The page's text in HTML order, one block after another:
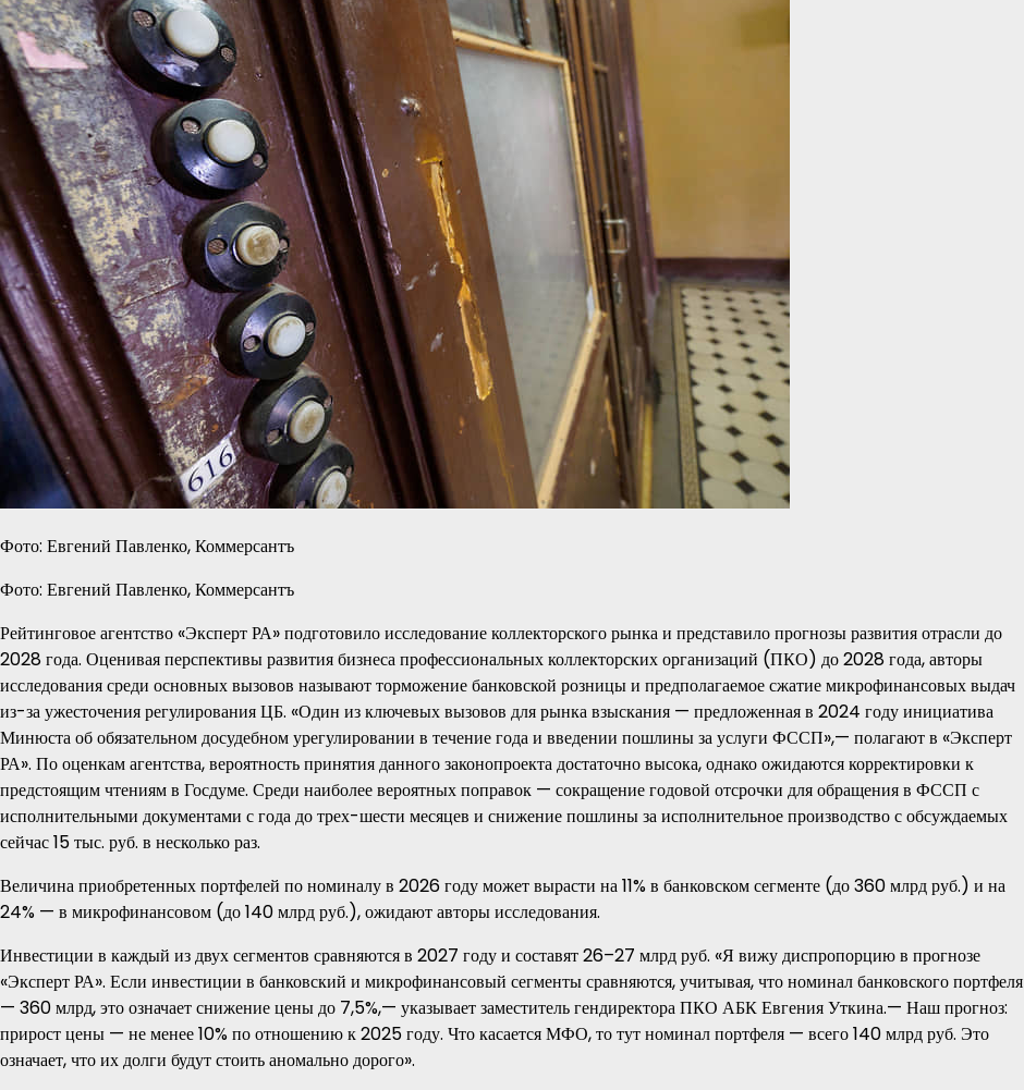
Фото: Евгений Павленко, Коммерсантъ
Фото: Евгений Павленко, Коммерсантъ
Рейтинговое агентство «Эксперт РА» подготовило исследование коллекторского рынка и представило прогнозы развития отрасли до
2028 года. Оценивая перспективы развития бизнеса профессиональных коллекторских организаций (ПКО) до 2028 года, авторы
исследования среди основных вызовов называют торможение банковской розницы и предполагаемое сжатие микрофинансовых выдач
из-за ужесточения регулирования ЦБ. «Один из ключевых вызовов для рынка взыскания — предложенная в 2024 году инициатива
Минюста об обязательном досудебном урегулировании в течение года и введении пошлины за услуги ФССП»,— полагают в «Эксперт
РА». По оценкам агентства, вероятность принятия данного законопроекта достаточно высока, однако ожидаются корректировки к
предстоящим чтениям в Госдуме. Среди наиболее вероятных поправок — сокращение годовой отсрочки для обращения в ФССП с
исполнительными документами с года до трех-шести месяцев и снижение пошлины за исполнительное производство с обсуждаемых
сейчас 15 тыс. руб. в несколько раз.
Величина приобретенных портфелей по номиналу в 2026 году может вырасти на 11% в банковском сегменте (до 360 млрд руб.) и на
24% — в микрофинансовом (до 140 млрд руб.), ожидают авторы исследования.
Инвестиции в каждый из двух сегментов сравняются в 2027 году и составят 26–27 млрд руб. «Я вижу диспропорцию в прогнозе
«Эксперт РА». Если инвестиции в банковский и микрофинансовый сегменты сравняются, учитывая, что номинал банковского портфеля
— 360 млрд, это означает снижение цены до 7,5%,— указывает заместитель гендиректора ПКО АБК Евгения Уткина.— Наш прогноз:
прирост цены — не менее 10% по отношению к 2025 году. Что касается МФО, то тут номинал портфеля — всего 140 млрд руб. Это
означает, что их долги будут стоить аномально дорого».